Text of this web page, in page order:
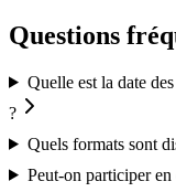
Questions
Quelle est la date
?
Quels formats sont
Peut-on participer